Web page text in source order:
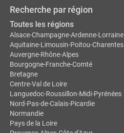
Recherche par région
Toutes les régions
Alsace-Champagne-Ardenne-Lorraine
Aquitaine-Limousin-Poitou-Charentes
Auvergne-Rhône-Alpes
Bourgogne-Franche-Comté
Bretagne
Centre-Val de Loire
Languedoc-Roussillon-Midi-Pyrénées
Nord-Pas-de-Calais-Picardie
Normandie
Pays de la Loire